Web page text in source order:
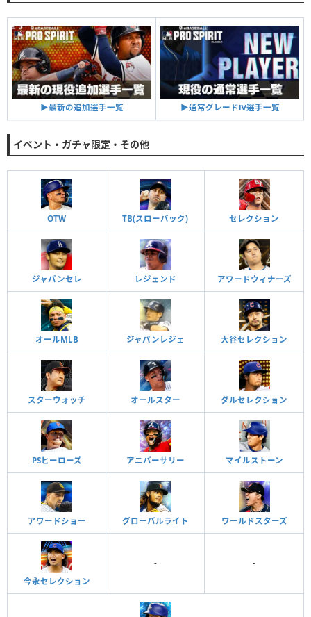
▶︎最新の追加選手一覧 ▶︎通常グレードⅣ選手一覧
イベント・ガチャ限定・その他
OTW TB(スローバック) セレクション
ジャパンセレ レジェンド アワードウィナーズ
オールMLB ジャパンレジェ 大谷セレクション
スターウォッチ オールスター ダルセレクション
PSヒーローズ アニバーサリー マイルストーン
アワードショー グローバルライト ワールドスターズ
今永セレクション
- -